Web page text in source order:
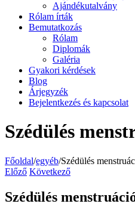
Ajándékutalvány
Rólam írták
Bemutatkozás
Rólam
Diplomák
Galéria
Gyakori kérdések
Blog
Árjegyzék
Bejelentkezés és kapcsolat
Szédülés
Főoldal/egyéb/Szédülés
Előző Következő
Szédülés